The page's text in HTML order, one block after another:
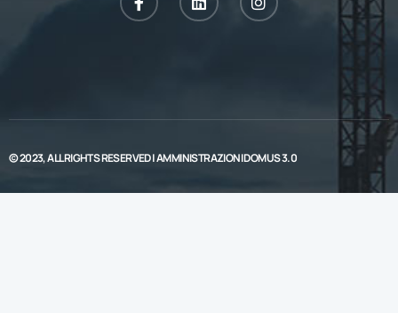
© 2023, ALL RIGHTS RESERVED |AMMINISTRAZIONI DOMUS 3.0